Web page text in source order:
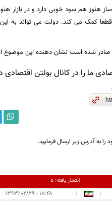
هنوز هم سود خوبی دارد و در بازار
کمک می کند. دولت می تواند به
نشان دهنده این موضوع است که در سال 93 بازار
ما را در کانال بولتن اقتصادی
را به آدرس زیر ارسال فرمایید.
انتشار یافته:۵
|
| ۱۸:۴۸ - ۱۳۹۳/۰۲/۲۹